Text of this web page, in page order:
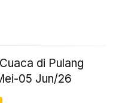
di Pulang
05 Jun/26